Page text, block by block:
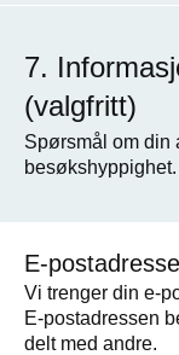
(valgfritt)
Spørsmål om din
besøkshyppighet.
E-postadresse
Vi trenger din e-
E-postadressen
delt med andre.